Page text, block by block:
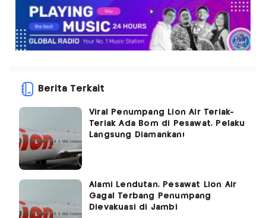
Berita Terkait
Viral Penumpang Lion Air Teriak-
Teriak Ada Bom di Pesawat, Pelaku
Langsung Diamankan!
Alami Lendutan, Pesawat Lion Air
Gagal Terbang Penumpang
Dievakuasi di Jambi